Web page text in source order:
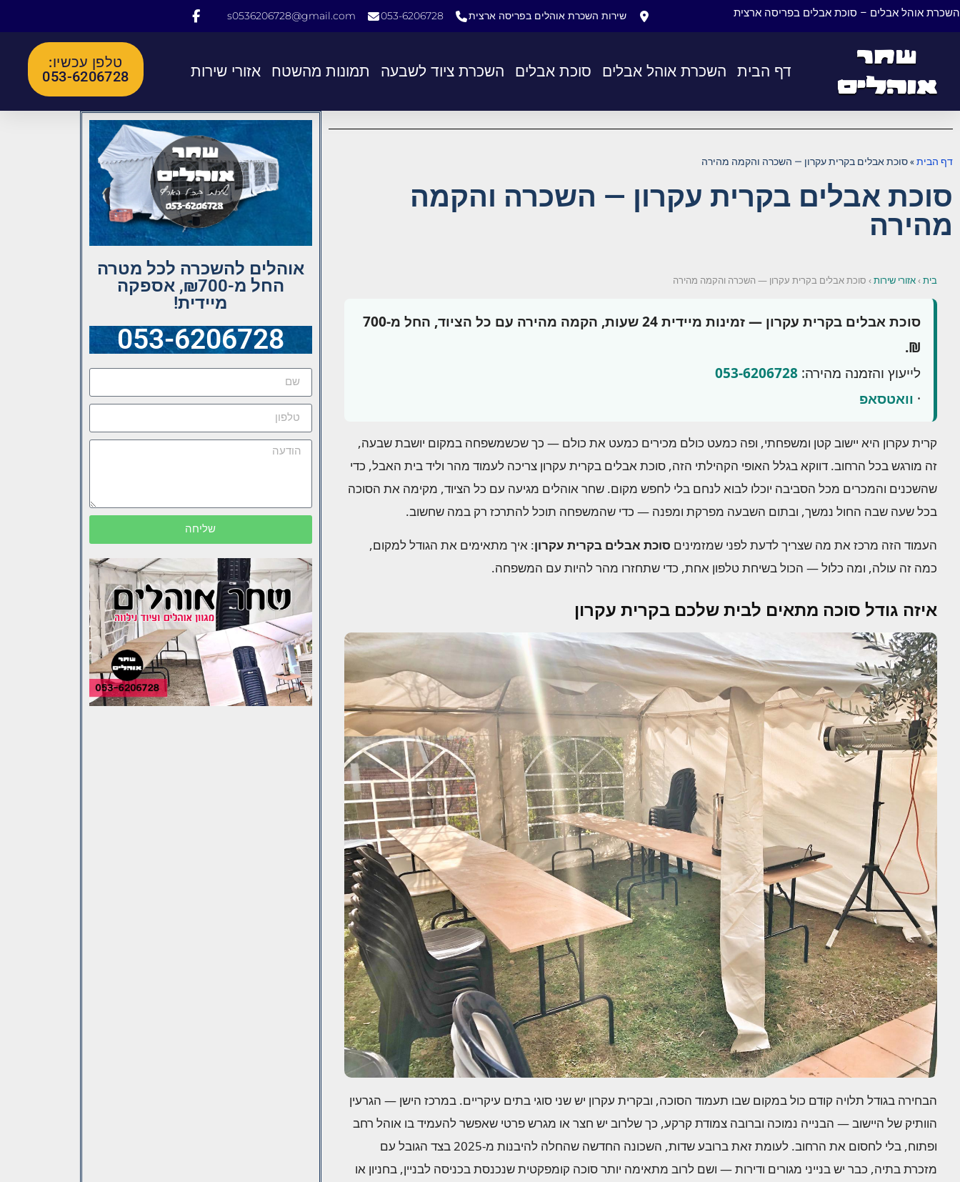
השכרת אוהל אבלים – סוכת אבלים בפריסה ארצית שירות השכרת אוהלים בפריסה ארצית 053-6206728
s0536206728@gmail.com
דף הבית השכרת אוהל אבלים סוכת אבלים השכרת ציוד לשבעה תמונות מהשטח אזורי שירות
טלפן עכשיו:
053-6206728
דף הבית»סוכת אבלים בקרית עקרון — השכרה והקמה מהירה
סוכת אבלים בקרית עקרון — השכרה והקמה
מהירה
בית›אזורי שירות› סוכת אבלים בקרית עקרון — השכרה והקמה מהירה
סוכת אבלים בקרית עקרון — זמינות מיידית 24 שעות, הקמה מהירה עם כל הציוד, החל מ-700
₪.
לייעוץ והזמנה מהירה: 053-6206728
· וואטסאפ
קרית עקרון היא יישוב קטן ומשפחתי, ופה כמעט כולם מכירים כמעט את כולם — כך שכשמשפחה במקום יושבת שבעה,
זה מורגש בכל הרחוב. דווקא בגלל האופי הקהילתי הזה, סוכת אבלים בקרית עקרון צריכה לעמוד מהר וליד בית האבל, כדי
שהשכנים והמכרים מכל הסביבה יוכלו לבוא לנחם בלי לחפש מקום. שחר אוהלים מגיעה עם כל הציוד, מקימה את הסוכה
בכל שעה שבה החול נמשך, ובתום השבעה מפרקת ומפנה — כדי שהמשפחה תוכל להתרכז רק במה שחשוב.
העמוד הזה מרכז את מה שצריך לדעת לפני שמזמינים סוכת אבלים בקרית עקרון: איך מתאימים את הגודל למקום,
כמה זה עולה, ומה כלול — הכול בשיחת טלפון אחת, כדי שתחזרו מהר להיות עם המשפחה.
איזה גודל סוכה מתאים לבית שלכם בקרית עקרון
הבחירה בגודל תלויה קודם כול במקום שבו תעמוד הסוכה, ובקרית עקרון יש שני סוגי בתים עיקריים. במרכז הישן — הגרעין
הוותיק של היישוב — הבנייה נמוכה וברובה צמודת קרקע, כך שלרוב יש חצר או מגרש פרטי שאפשר להעמיד בו אוהל רחב
ופתוח, בלי לחסום את הרחוב. לעומת זאת ברובע שדות, השכונה החדשה שהחלה להיבנות מ-2025 בצד הגובל עם
מזכרת בתיה, כבר יש בנייני מגורים ודירות — ושם לרוב מתאימה יותר סוכה קומפקטית שנכנסת בכניסה לבניין, בחניון או
אוהלים להשכרה לכל מטרה
החל מ-₪700, אספקה
מיידית!
053-6206728
שליחה